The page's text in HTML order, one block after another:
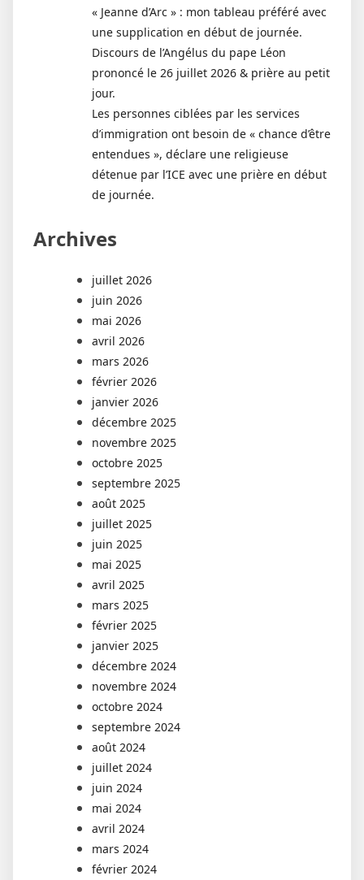
« Jeanne d’Arc » : mon tableau préféré avec
une supplication en début de journée.
Discours de l’Angélus du pape Léon
prononcé le 26 juillet 2026 & prière au petit
jour.
Les personnes ciblées par les services
d’immigration ont besoin de « chance d’être
entendues », déclare une religieuse
détenue par l’ICE avec une prière en début
de journée.
Archives
juillet 2026
juin 2026
mai 2026
avril 2026
mars 2026
février 2026
janvier 2026
décembre 2025
novembre 2025
octobre 2025
septembre 2025
août 2025
juillet 2025
juin 2025
mai 2025
avril 2025
mars 2025
février 2025
janvier 2025
décembre 2024
novembre 2024
octobre 2024
septembre 2024
août 2024
juillet 2024
juin 2024
mai 2024
avril 2024
mars 2024
février 2024